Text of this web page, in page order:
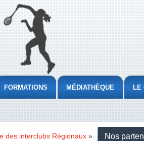
FORMATIONS MÉDIATHÈQUE LE
des interclubs Régionaux » Nos